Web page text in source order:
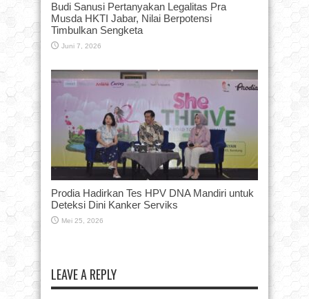
Budi Sanusi Pertanyakan Legalitas Pra
Musda HKTI Jabar, Nilai Berpotensi
Timbulkan Sengketa
Juni 7, 2026
Prodia Hadirkan Tes HPV DNA Mandiri untuk
Deteksi Dini Kanker Serviks
Mei 25, 2026
LEAVE A REPLY